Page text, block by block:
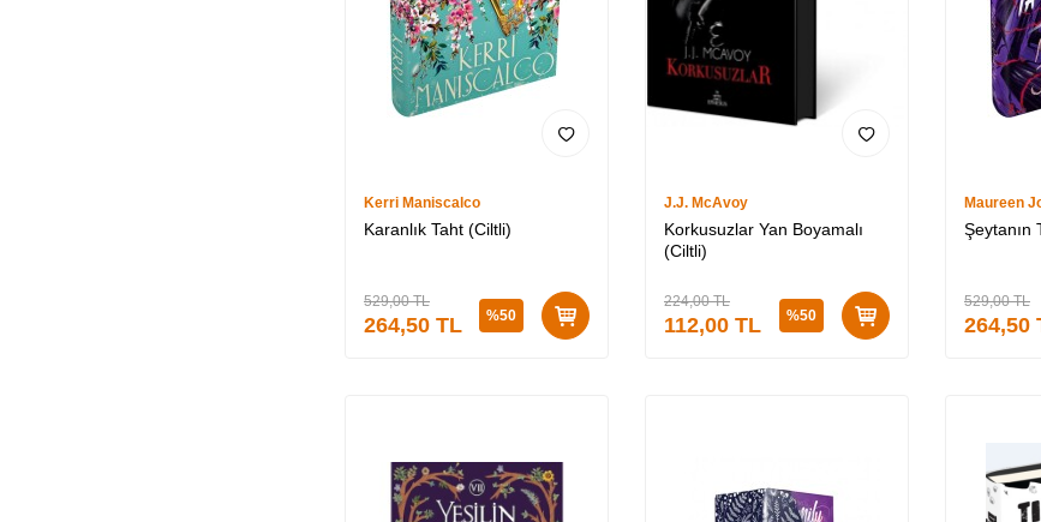
Kerri Maniscalco
Karanlık Taht (Ciltli)
529,00TL
264,50 TL %50
J.J. McAvoy
Korkusuzlar Yan Boyamalı
(Ciltli)
224,00TL
112,00 TL %50
Maureen
Şeytanın
529,00TL
264,50